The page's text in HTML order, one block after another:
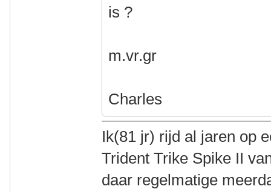
is ?
m.vr.gr
Charles
Ik(81 jr) rijd al jaren op
Trident Trike Spike II
daar regelmatige